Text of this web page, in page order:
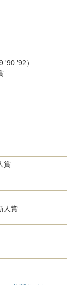
'90 '92）
賞
人賞